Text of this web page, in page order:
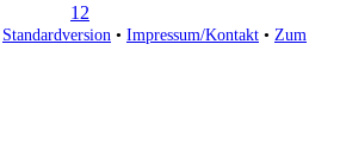
1 2
Standardversion • Impressum/Kontakt • Zum